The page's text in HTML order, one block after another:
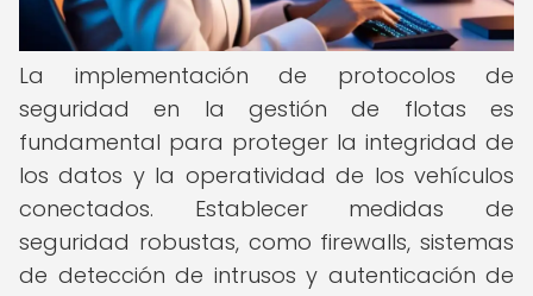
La implementación de protocolos de
seguridad en la gestión de flotas es
fundamental para proteger la integridad de
los datos y la operatividad de los vehículos
conectados. Establecer medidas de
seguridad robustas, como firewalls, sistemas
de detección de intrusos y autenticación de